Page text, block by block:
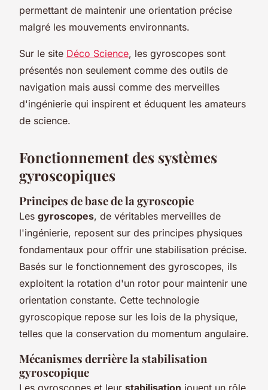
permettant de maintenir une orientation précise
malgré les mouvements environnants.
Sur le site Déco Science, les gyroscopes sont
présentés non seulement comme des outils de
navigation mais aussi comme des merveilles
d'ingénierie qui inspirent et éduquent les amateurs
de science.
Fonctionnement des systèmes
gyroscopiques
Principes de base de la gyroscopie
Les gyroscopes, de véritables merveilles de
l'ingénierie, reposent sur des principes physiques
fondamentaux pour offrir une stabilisation précise.
Basés sur le fonctionnement des gyroscopes, ils
exploitent la rotation d'un rotor pour maintenir une
orientation constante. Cette technologie
gyroscopique repose sur les lois de la physique,
telles que la conservation du momentum angulaire.
Mécanismes derrière la stabilisation
gyroscopique
Les gyroscopes et leur stabilisation jouent un rôle